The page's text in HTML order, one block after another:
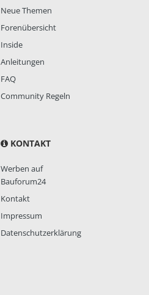
Neue Themen
Forenübersicht
Inside
Anleitungen
FAQ
Community Regeln
KONTAKT
Werben auf
Bauforum24
Kontakt
Impressum
Datenschutzerklärung